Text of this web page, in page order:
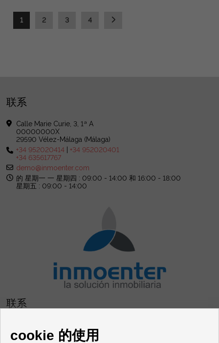
1 2 3 4
联系
Calle Marie Curie, 3, 1ª A
00000000X
29590 Vélez-Málaga (Málaga)
+34 952020414 |+34 952020401
+34 635617767
demo@inmoenter.com
的 星期一 一 星期四 : 09:00 - 14:00 和 16:00 - 18:00
星期五 : 09:00 - 14:00
联系
29730 Rincón de la Victoria (Málaga)
cookie 的使用